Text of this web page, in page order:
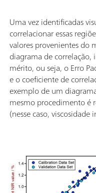
Uma vez identificadas
correlacionar essas
valores provenientes do
diagrama de correlação,
mérito, ou seja, o Erro
e o coeficiente de
exemplo de um
mesmo procedimento é
(nesse caso, viscosidade